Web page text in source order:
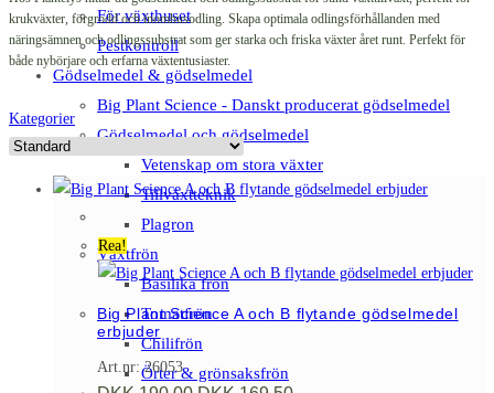
För växthuset
Pestkontroll
Gödselmedel & gödselmedel
Big Plant Science - Danskt producerat gödselmedel
Gödselmedel och gödselmedel
Vetenskap om stora växter
Tillväxtteknik
Plagron
Växtfrön
Basilika frön
Tomatfrön
Chilifrön
Örter & grönsaksfrön
krukväxter, förgrodd och inomhusodling. Skapa optimala odlingsförhållanden med
näringsämnen och odlingssubstrat som ger starka och friska växter året runt. Perfekt för
både nybörjare och erfarna växtentusiaster.
Kategorier
Rea!
Big Plant Science A och B flytande gödselmedel
erbjuder
Art.nr: 26053
Det
Det